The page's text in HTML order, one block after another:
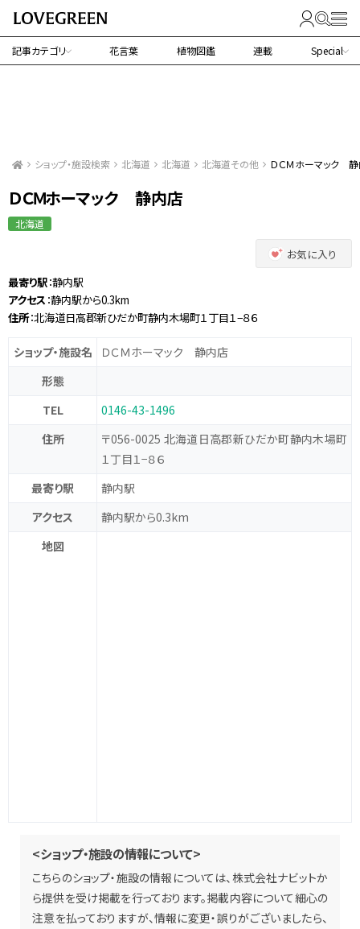
記事カテゴリ 花言葉 植物図鑑 連載 Special
ショップ・施設検索 北海道 北海道 北海道その他 ＤＣＭホーマック
ＤＣＭホーマック 静内店
北海道
お気に入り
最寄り駅：静内駅
アクセス ：静内駅から0.3km
住所：北海道日高郡新ひだか町静内木場町１丁目１−８６
ショップ・施設名
ＤＣＭホーマック 静内店
形態
TEL
0146-43-1496
住所
〒056-0025 北海道日高郡新ひだか町静内木場町
１丁目１−８６
最寄り駅
静内駅
アクセス
静内駅から0.3km
地図
<ショップ・施設の情報について>
こちらのショップ・施設の情報については、株式会社ナビットか
ら提供を受け掲載を行っております。掲載内容について細心の
注意を払っておりますが、情報に変更・誤りがございましたら、